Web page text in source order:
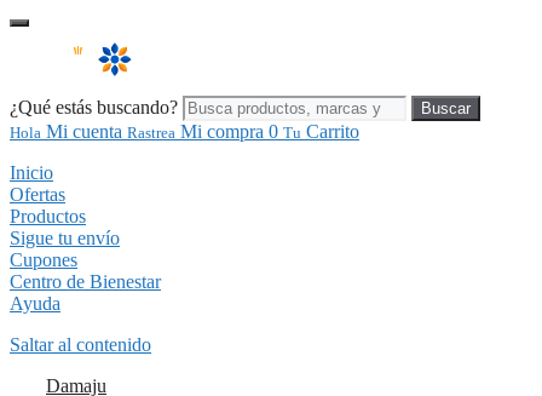
¿Qué estás buscando?
Buscar
Hola Mi cuenta Rastrea Mi compra 0 Tu Carrito
Inicio
Ofertas
Productos
Sigue tu envío
Cupones
Centro de Bienestar
Ayuda
Saltar al contenido
Damaju